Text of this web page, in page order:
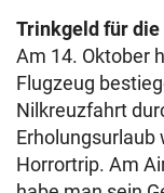
Trinkgeld für
Am 14. Oktober
Flugzeug
Nilkreuzfahrt
Erholungsurlaub
Horrortrip. Am